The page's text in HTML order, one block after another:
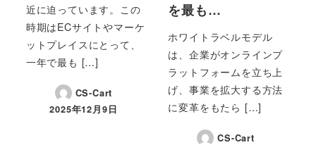
近に迫っています。この
時期はECサイトやマーケ
ットプレイスにとって、
一年で最も […]
CS-Cart
投稿日
2025年12月9日
を最も…
ホワイトラベルモデル
は、企業がオンラインプ
ラットフォームを立ち上
げ、事業を拡大する方法
に変革をもたら […]
CS-Cart